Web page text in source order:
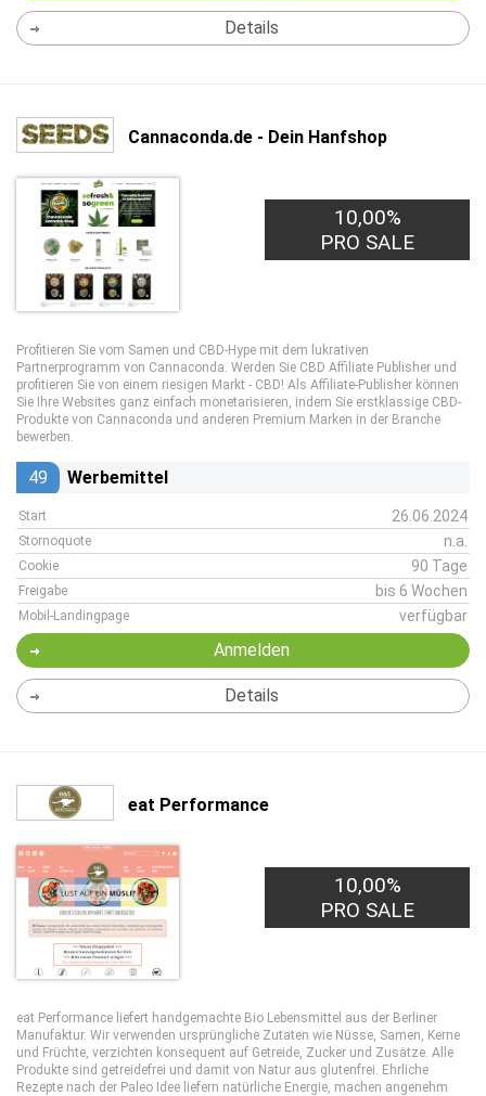
Details
Cannaconda.de - Dein Hanfshop
10,00%
PRO SALE
Profitieren Sie vom Samen und CBD-Hype mit dem lukrativen
Partnerprogramm von Cannaconda. Werden Sie CBD Affiliate Publisher und
profitieren Sie von einem riesigen Markt - CBD! Als Affiliate-Publisher können
Sie Ihre Websites ganz einfach monetarisieren, indem Sie erstklassige CBD-
Produkte von Cannaconda und anderen Premium Marken in der Branche
bewerben.
49 Werbemittel
Start 26.06.2024
Stornoquote n.a.
Cookie 90 Tage
Freigabe bis 6 Wochen
Mobil-Landingpage verfügbar
Anmelden
Details
eat Performance
10,00%
PRO SALE
eat Performance liefert handgemachte Bio Lebensmittel aus der Berliner
Manufaktur. Wir verwenden ursprüngliche Zutaten wie Nüsse, Samen, Kerne
und Früchte, verzichten konsequent auf Getreide, Zucker und Zusätze. Alle
Produkte sind getreidefrei und damit von Natur aus glutenfrei. Ehrliche
Rezepte nach der Paleo Idee liefern natürliche Energie, machen angenehm